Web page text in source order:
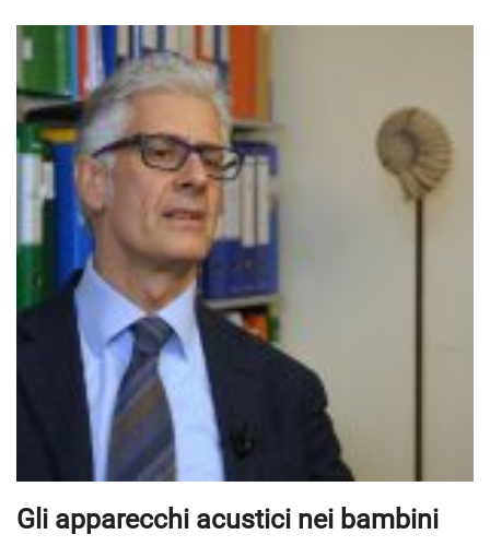
Gli apparecchi acustici nei bambini